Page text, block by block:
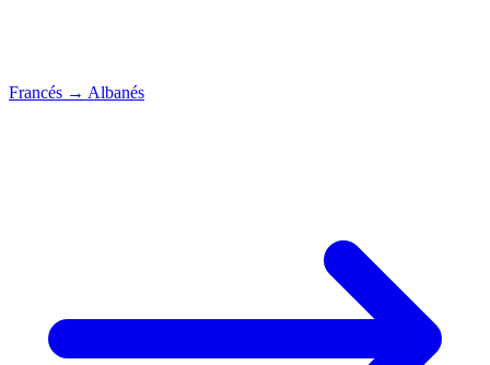
Francés → Albanés